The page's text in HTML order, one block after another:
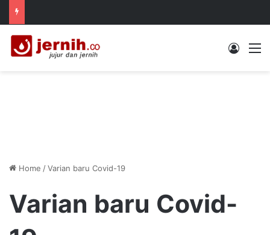
Log In
Home /Varian baru Covid-19
Varian baru Covid-